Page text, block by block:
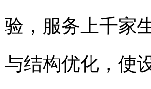
验，服务上千家
与结构优化，使